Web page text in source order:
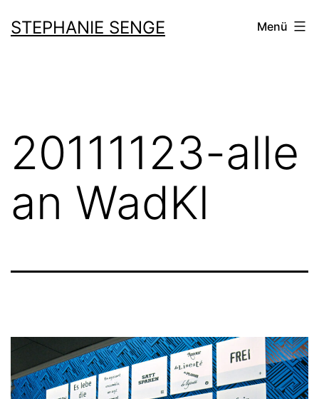
Inhalt
STEPHANIE SENGE Menü
20111123-alle
an WadKl